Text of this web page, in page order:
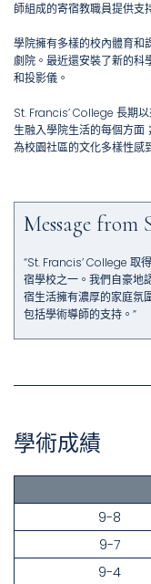
師組成的寄宿教職員提供支
學院擁有多樣的校內體育和
劇院。最近還安裝了新的科
和投影儀。
St. Francis’ College 長期
生融入學院生活的每個方面
為校園社區的文化多樣性感
Message from
“St. Francis’ College 取
宿學校之一。我們自豪地
宿生活擁有濃厚的家庭氛
包括學術導師的支持。”
學術成績
9-8
9-7
9-4